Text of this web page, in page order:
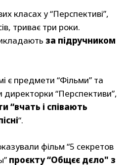
класах у “Перспективі”,
триває три роки.
за підручником
є предмети “Фільми” та
директорки “Перспективи”,
“вчать і співають
“.
фільм “5 секретов
проєкту “Общєє дєло" з